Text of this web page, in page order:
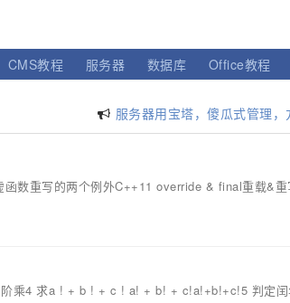
CMS教程 服务器 数据库 Office教程
阿里云轻量主机，35元起，
服务器用宝塔，傻瓜式管理
数重写的两个例外C++11 override & final重载&
乘4 求a ! + b ! + c ! a! + b! + c!a!+b!+c!5 判定闰